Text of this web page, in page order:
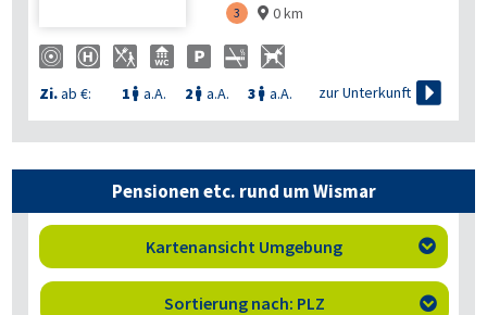
3  0 km
Zi.ab €: 1  a.A. 2  a.A. 3  a.A. zur Unterkunft 
Pensionen etc. rund um Wismar
Kartenansicht Umgebung 
Sortierung nach: PLZ 